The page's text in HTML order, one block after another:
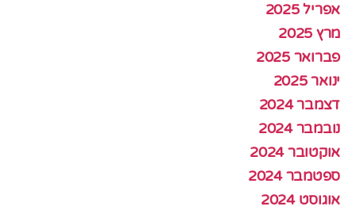
אפריל 2025
מרץ 2025
פברואר 2025
ינואר 2025
דצמבר 2024
נובמבר 2024
אוקטובר 2024
ספטמבר 2024
אוגוסט 2024